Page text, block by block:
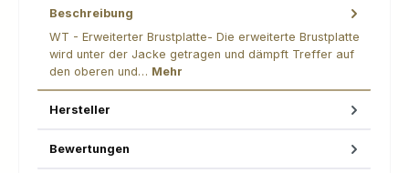
Beschreibung
WT - Erweiterter Brustplatte- Die erweiterte Brustplatte
wird unter der Jacke getragen und dämpft Treffer auf
den oberen und… Mehr
Hersteller
Bewertungen